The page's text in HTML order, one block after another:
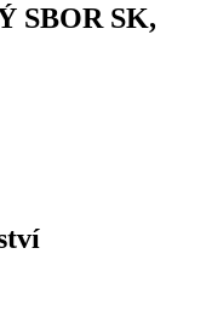
SBOR SK,